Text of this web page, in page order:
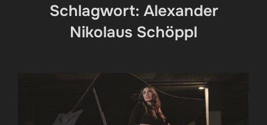
Schlagwort: Alexander
Nikolaus Schöppl